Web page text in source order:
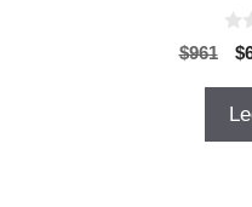
$961
El
$